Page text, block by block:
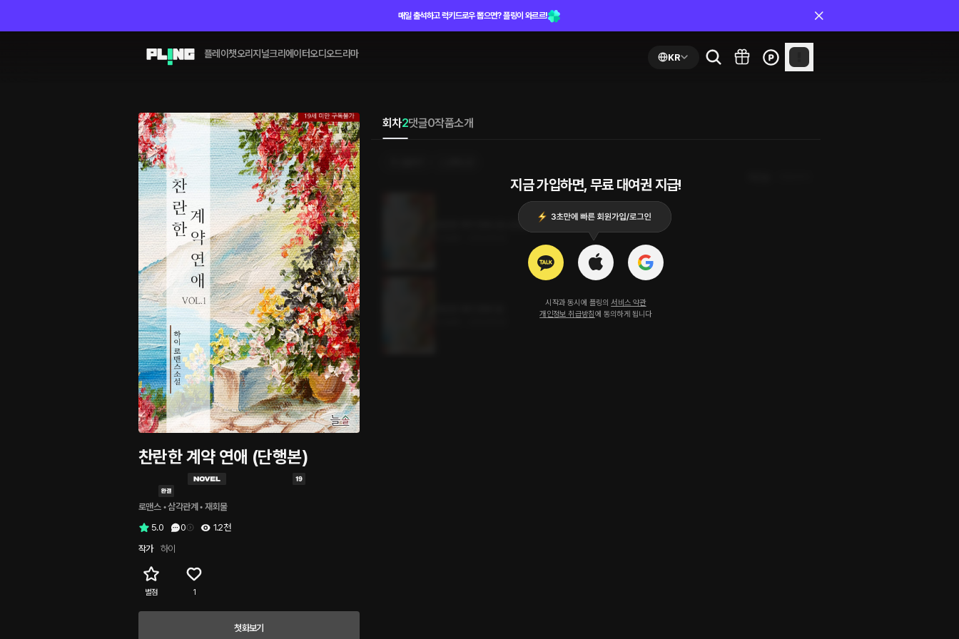
매일 출석하고 럭키드로우 뽑으면? 플링이 와르르!
플레이챗오리지널크리에이터오디오드라마 KR
찬란한 계약 연애 (단행본)
로맨스 • 삼각관계 • 재회물
5.0
0
1.2천
작가
하이
별점 1
첫화보기
회차2댓글0작품소개
지금 가입하면, 무료 대여권 지급!
시작과 동시에 플링의 서비스 약관
개인정보 취급방침에 동의하게 됩니다
찬란한 계약 연애 2권 (완결)